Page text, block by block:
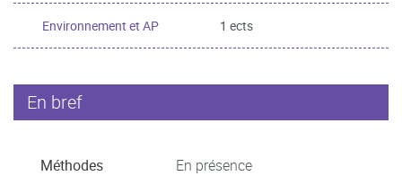
Environnement et AP 1 ects
En bref
Méthodes
En présence